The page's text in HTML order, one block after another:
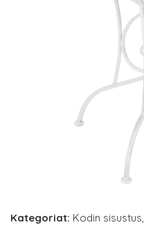
Kategoriat: Kodin sisustus,